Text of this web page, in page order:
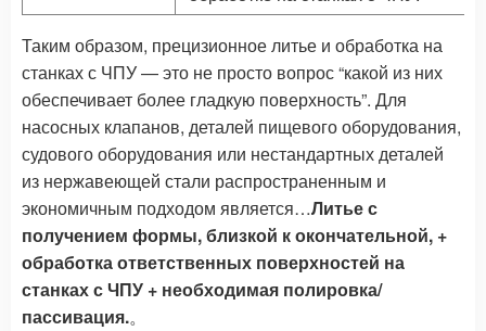
Таким образом, прецизионное литье и обработка на
станках с ЧПУ — это не просто вопрос “какой из них
обеспечивает более гладкую поверхность”. Для
насосных клапанов, деталей пищевого оборудования,
судового оборудования или нестандартных деталей
из нержавеющей стали распространенным и
экономичным подходом является…Литье с
получением формы, близкой к окончательной, +
обработка ответственных поверхностей на
станках с ЧПУ + необходимая полировка/
пассивация.。